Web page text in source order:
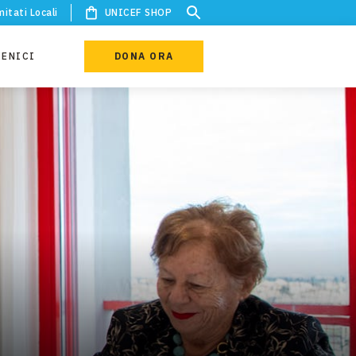
Locali UNICEF SHOP
DONA ORA